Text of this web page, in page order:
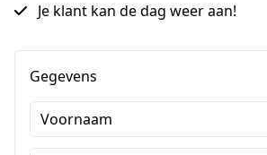
Je klant kan de dag weer aan!
Gegevens
Voornaam